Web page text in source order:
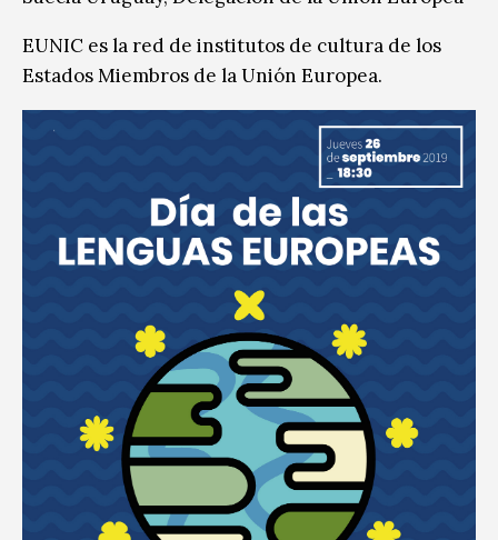
EUNIC es la red de institutos de cultura de los
Estados Miembros de la Unión Europea.